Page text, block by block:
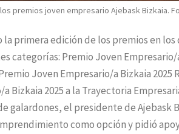
premios joven empresario Ajebask Bizkaia.
primera edición de los premios en
categorías: Premio Joven
Joven Empresario/a Bizkaia
Bizkaia 2025 a la Trayectoria
galardones, el presidente de Ajebask
como opción y pidió